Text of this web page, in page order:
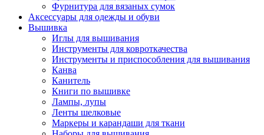
Фурнитура для вязаных сумок
Аксессуары для одежды и обуви
Вышивка
Иглы для вышивания
Инструменты для ковроткачества
Инструменты и приспособления для вышивания
Канва
Канитель
Книги по вышивке
Лампы, лупы
Ленты шелковые
Маркеры и карандаши для ткани